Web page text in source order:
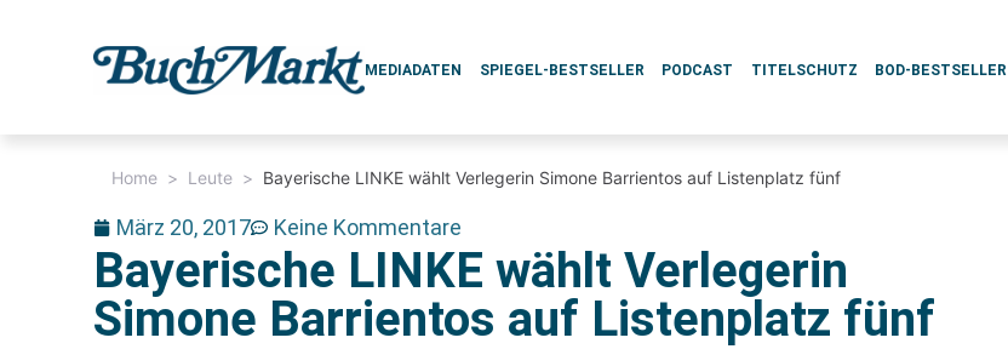
MEDIADATEN SPIEGEL-BESTSELLER PODCAST TITELSCHUTZ BOD-BESTSELLER
Home > Leute > Bayerische LINKE wählt Verlegerin Simone Barrientos auf Listenplatz fünf
März 20, 2017 Keine Kommentare
Bayerische LINKE wählt Verlegerin
Simone Barrientos auf Listenplatz fünf